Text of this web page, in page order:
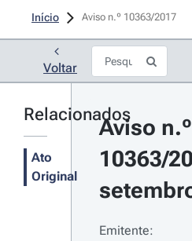
Início Aviso n.º 10363/2017
Voltar
Relacionados
Ato
Original
Aviso n.º
10363/
Emitente: